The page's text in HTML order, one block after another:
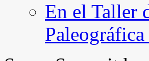
En el Taller